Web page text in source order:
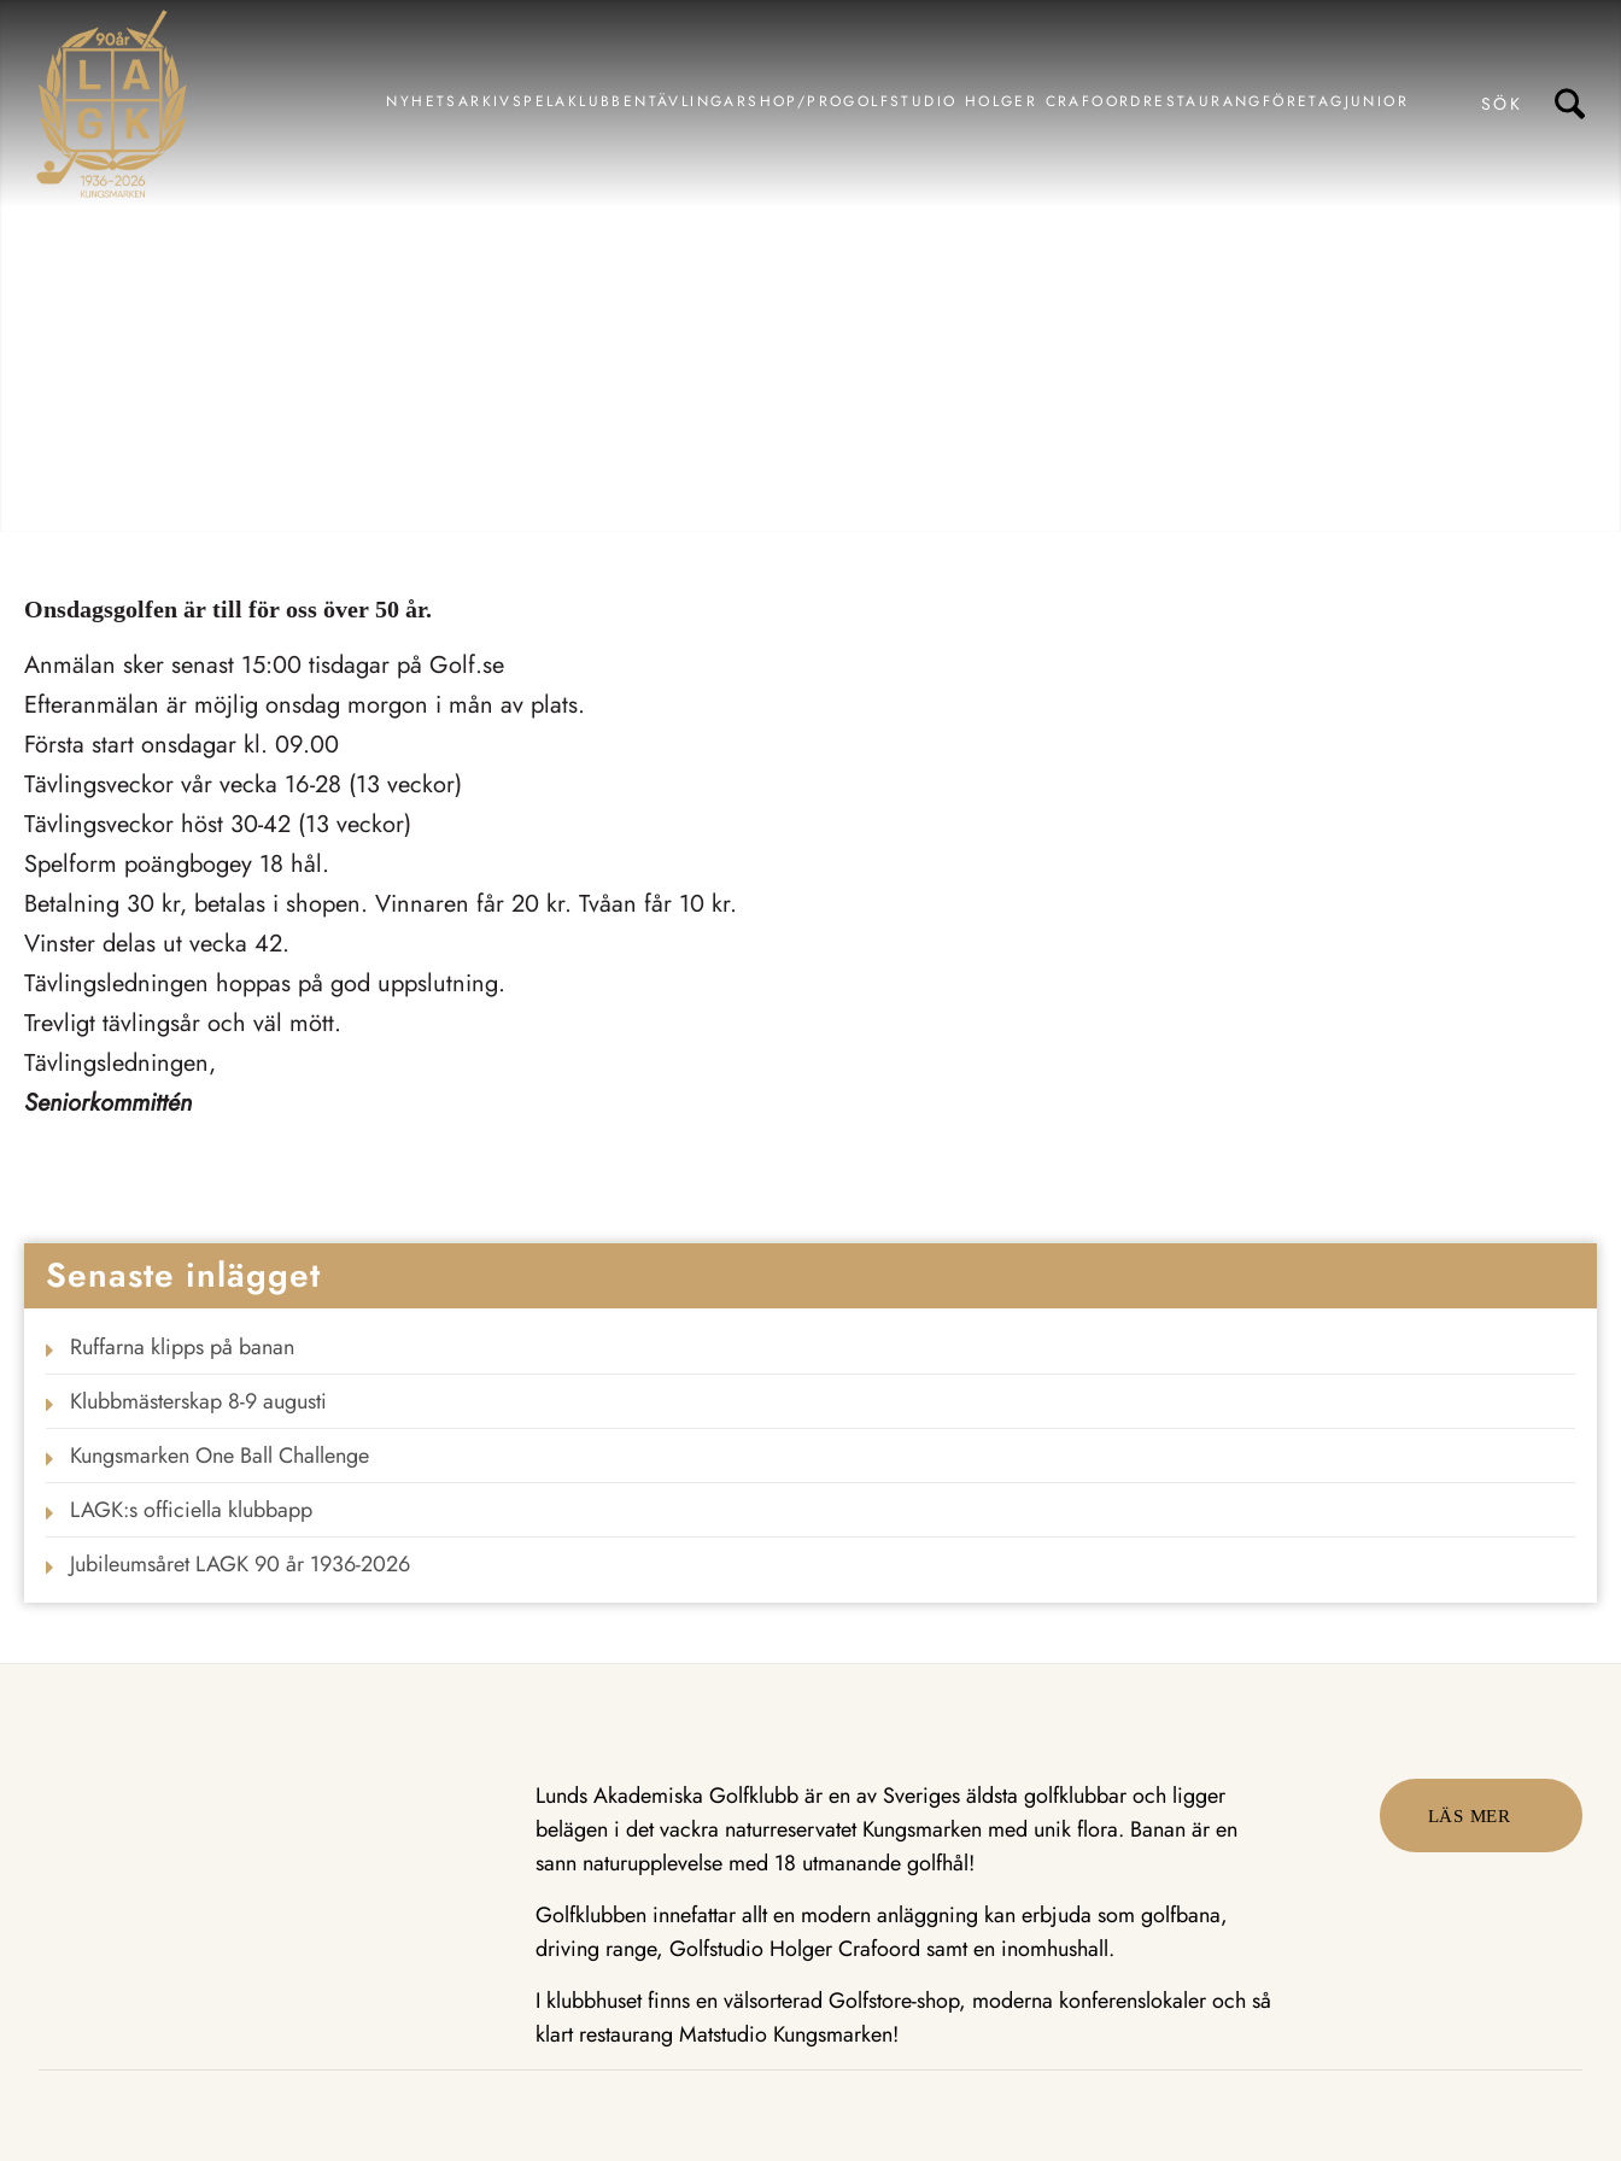
NYHETSARKIVSPELA KLUBBENTÄVLINGARSHOP/PROGOLFSTUDIO HOLGER CRAFOORD RESTAURANG FÖRETAG JUNIOR
Onsdagsgolfen är till för oss över 50 år.
Anmälan sker senast 15:00 tisdagar på Golf.se
Efteranmälan är möjlig onsdag morgon i mån av plats.
Första start onsdagar kl. 09.00
Tävlingsveckor vår vecka 16-28 (13 veckor)
Tävlingsveckor höst 30-42 (13 veckor)
Spelform poängbogey 18 hål.
Betalning 30 kr, betalas i shopen. Vinnaren får 20 kr. Tvåan får 10 kr.
Vinster delas ut vecka 42.
Tävlingsledningen hoppas på god uppslutning.
Trevligt tävlingsår och väl mött.
Tävlingsledningen,
Seniorkommittén
Senaste inlägget
Ruffarna klipps på banan
Klubbmästerskap 8-9 augusti
Kungsmarken One Ball Challenge
LAGK:s officiella klubbapp
Jubileumsåret LAGK 90 år 1936-2026
Lunds Akademiska Golfklubb är en av Sveriges äldsta golfklubbar och ligger
belägen i det vackra naturreservatet Kungsmarken med unik flora. Banan är en
sann naturupplevelse med 18 utmanande golfhål!
Golfklubben innefattar allt en modern anläggning kan erbjuda som golfbana,
driving range, Golfstudio Holger Crafoord samt en inomhushall.
I klubbhuset finns en välsorterad Golfstore-shop, moderna konferenslokaler och så
klart restaurang Matstudio Kungsmarken!
LÄS MER